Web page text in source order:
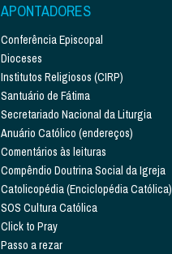
APONTADORES
Conferência Episcopal
Dioceses
Institutos Religiosos (CIRP)
Santuário de Fátima
Secretariado Nacional da Liturgia
Anuário Católico (endereços)
Comentários às leituras
Compêndio Doutrina Social da Igreja
Catolicopédia (Enciclopédia Católica)
SOS Cultura Católica
Click to Pray
Passo a rezar